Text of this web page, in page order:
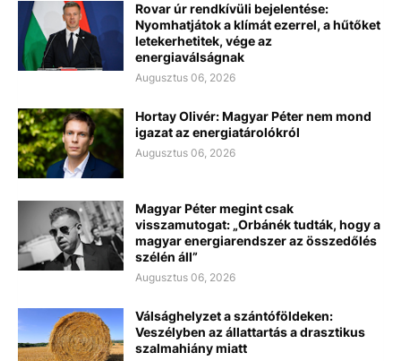
Rovar úr rendkívüli bejelentése:
Nyomhatjátok a klímát ezerrel, a hűtőket
letekerhetitek, vége az
energiaválságnak
Augusztus 06, 2026
Hortay Olivér: Magyar Péter nem mond
igazat az energiatárolókról
Augusztus 06, 2026
Magyar Péter megint csak
visszamutogat: „Orbánék tudták, hogy a
magyar energiarendszer az összedőlés
szélén áll”
Augusztus 06, 2026
Válsághelyzet a szántóföldeken:
Veszélyben az állattartás a drasztikus
szalmahiány miatt